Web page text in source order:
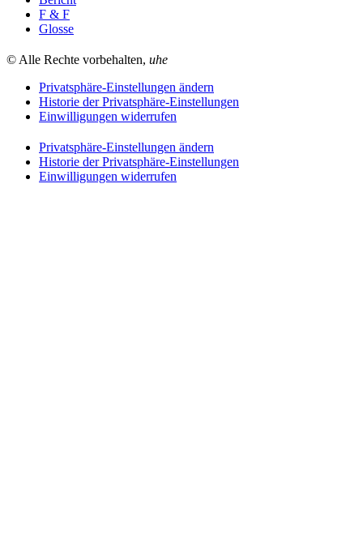
F & F
Glosse
© Alle Rechte vorbehalten, uhe
Privatsphäre-Einstellungen ändern
Historie der Privatsphäre-Einstellungen
Einwilligungen widerrufen
Privatsphäre-Einstellungen ändern
Historie der Privatsphäre-Einstellungen
Einwilligungen widerrufen